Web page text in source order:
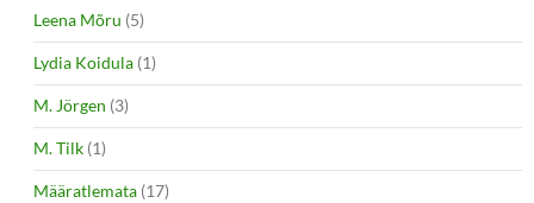
Leena Mõru (5)
Lydia Koidula (1)
M. Jörgen (3)
M. Tilk (1)
Määratlemata (17)